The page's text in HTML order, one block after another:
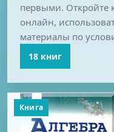
первыми. Откройте
онлайн,
материалы по
18 книг
Книга